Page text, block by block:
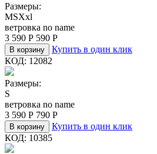
Размеры:
MSXxl
ветровка no name
3 590 Р 590 Р
В корзину
Купить в один клик
КОД: 12082
Размеры:
S
ветровка no name
3 590 Р 790 Р
В корзину
Купить в один клик
КОД: 10385